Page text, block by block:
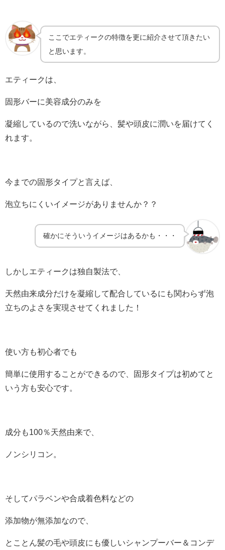
ここでエティークの特徴を更に紹介させて頂きたい
と思います。
エティークは、
固形バーに美容成分のみを
凝縮しているので洗いながら、髪や頭皮に潤いを届けてく
れます。
今までの固形タイプと言えば、
泡立ちにくいイメージがありませんか？？
確かにそういうイメージはあるかも・・・
しかしエティークは独自製法で、
天然由来成分だけを凝縮して配合しているにも関わらず泡
立ちのよさを実現させてくれました！
使い方も初心者でも
簡単に使用することができるので、固形タイプは初めてと
いう方も安心です。
成分も100％天然由来で、
ノンシリコン。
そしてパラベンや合成着色料などの
添加物が無添加なので、
とことん髪の毛や頭皮にも優しいシャンプーバー＆コンデ